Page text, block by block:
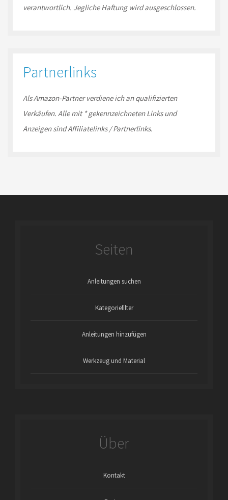
verantwortlich. Jegliche Haftung wird ausgeschlossen.
Partnerlinks
Als Amazon-Partnerverdiene ich an qualifizierten
Verkäufen. Alle mit * gekennzeichneten Links und
Anzeigen sind Affiliatelinks / Partnerlinks.
Seiten
Anleitungen suchen
Kategoriefilter
Anleitungen hinzufügen
Werkzeug und Material
Über
Kontakt